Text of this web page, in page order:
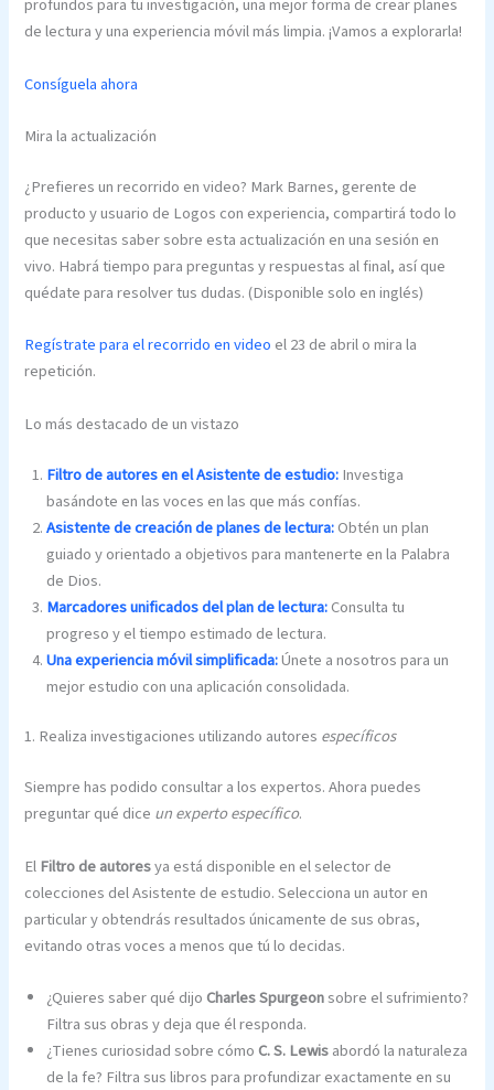
profundos para tu investigación, una mejor forma de crear planes
de lectura y una experiencia móvil más limpia. ¡Vamos a explorarla!
Consíguela ahora
Mira la actualización
¿Prefieres un recorrido en video? Mark Barnes, gerente de
producto y usuario de Logos con experiencia, compartirá todo lo
que necesitas saber sobre esta actualización en una sesión en
vivo. Habrá tiempo para preguntas y respuestas al final, así que
quédate para resolver tus dudas. (Disponible solo en inglés)
Regístrate para el recorrido en video el 23 de abril o mira la
repetición.
Lo más destacado de un vistazo
Filtro de autores en el Asistente de estudio:Investiga
basándote en las voces en las que más confías.
Asistente de creación de planes de lectura:Obtén un plan
guiado y orientado a objetivos para mantenerte en la Palabra
de Dios.
Marcadores unificados del plan de lectura:Consulta tu
progreso y el tiempo estimado de lectura.
Una experiencia móvil simplificada:Únete a nosotros para un
mejor estudio con una aplicación consolidada.
1. Realiza investigaciones utilizando autores específicos
Siempre has podido consultar a los expertos. Ahora puedes
preguntar qué dice un experto específico.
ElFiltro de autoresya está disponible en el selector de
colecciones del Asistente de estudio. Selecciona un autor en
particular y obtendrás resultados únicamente de sus obras,
evitando otras voces a menos que tú lo decidas.
¿Quieres saber qué dijo Charles Spurgeonsobre el sufrimiento?
Filtra sus obras y deja que él responda.
¿Tienes curiosidad sobre cómo C. S. Lewisabordó la naturaleza
de la fe? Filtra sus libros para profundizar exactamente en su